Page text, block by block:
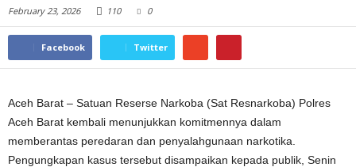
February 23, 2026 110 0
Facebook Twitter
Aceh Barat – Satuan Reserse Narkoba (Sat Resnarkoba) Polres
Aceh Barat kembali menunjukkan komitmennya dalam
memberantas peredaran dan penyalahgunaan narkotika.
Pengungkapan kasus tersebut disampaikan kepada publik, Senin